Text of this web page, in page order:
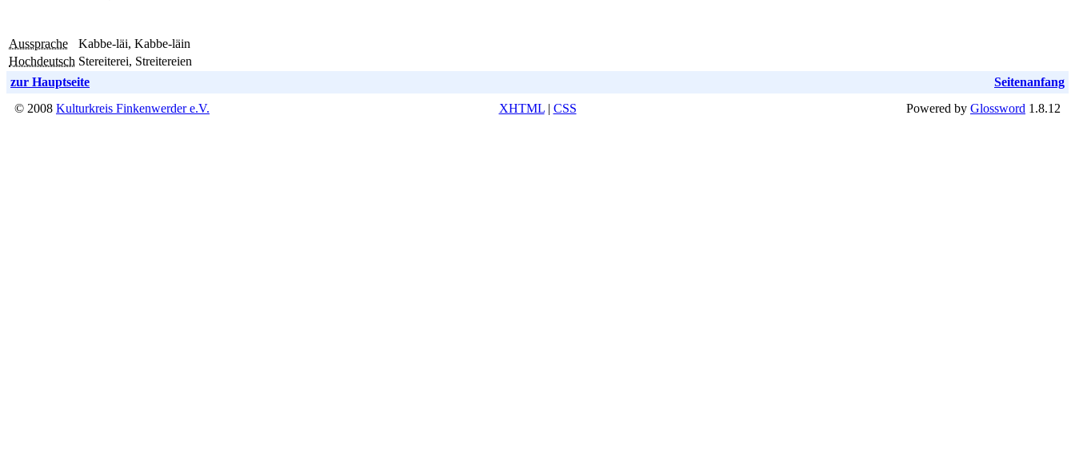
Aussprache
Kabbe-läi, Kabbe-läin
Hochdeutsch Stereiterei, Streitereien
zur Hauptseite
Seitenanfang
© 2008 Kulturkreis Finkenwerder e.V. XHTML| CSS Powered by Glossword 1.8.12